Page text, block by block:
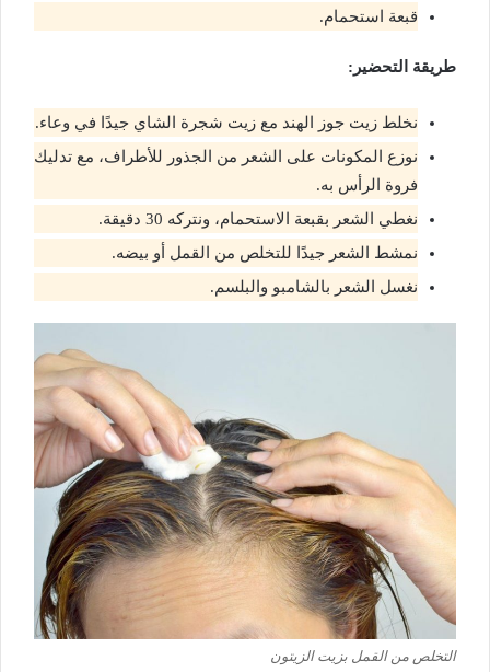
قبعة استحمام.
طريقة التحضير:
نخلط زيت جوز الهند مع زيت شجرة الشاي جيدًا في وعاء.
نوزع المكونات على الشعر من الجذور للأطراف، مع تدليك
فروة الرأس به.
نغطي الشعر بقبعة الاستحمام، ونتركه 30 دقيقة.
نمشط الشعر جيدًا للتخلص من القمل أو بيضه.
نغسل الشعر بالشامبو والبلسم.
التخلص من القمل بزيت الزيتون